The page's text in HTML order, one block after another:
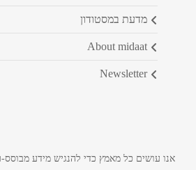
מדעת במסטודון
about midaat
newsletter
אנו עושים כל מאמץ כדי להנגיש מידע מבוסס-